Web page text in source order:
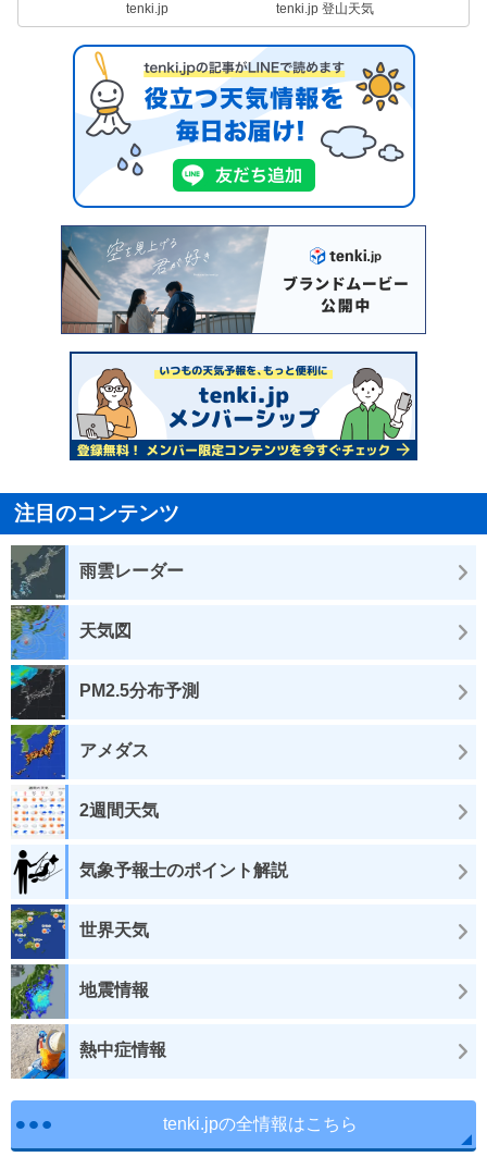
tenki.jp tenki.jp 登山天気
注目のコンテンツ
雨雲レーダー
天気図
PM2.5分布予測
アメダス
2週間天気
気象予報士のポイント解説
世界天気
地震情報
熱中症情報
tenki.jpの全情報はこちら